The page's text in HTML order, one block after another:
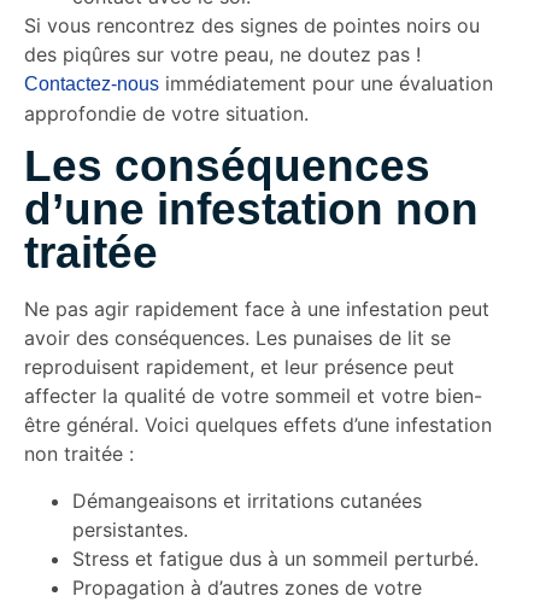
Si vous rencontrez des signes de pointes noirs ou
des piqûres sur votre peau, ne doutez pas !
Contactez-nous immédiatement pour une évaluation
approfondie de votre situation.
Les conséquences
d’une infestation non
traitée
Ne pas agir rapidement face à une infestation peut
avoir des conséquences. Les punaises de lit se
reproduisent rapidement, et leur présence peut
affecter la qualité de votre sommeil et votre bien-
être général. Voici quelques effets d’une infestation
non traitée :
Démangeaisons et irritations cutanées
persistantes.
Stress et fatigue dus à un sommeil perturbé.
Propagation à d’autres zones de votre